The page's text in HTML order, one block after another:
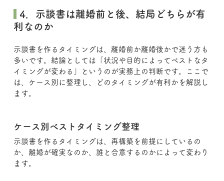
4．示談書は離婚前と後、結局どちらが有
利なのか
示談書を作るタイミングは、離婚前か離婚後かで迷う方も
多いです。結論としては「状況や目的によってベストなタ
イミングが変わる」というのが実務上の判断です。ここで
は、ケース別に整理し、どのタイミングが有利かを解説し
ます。
ケース別ベストタイミング整理
示談書を作るタイミングは、再構築を前提にしているの
か、離婚が確実なのか、誰と合意するのかによって変わり
ます。